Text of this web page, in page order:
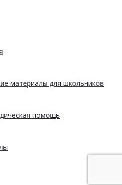
материалы для школьников
помощь